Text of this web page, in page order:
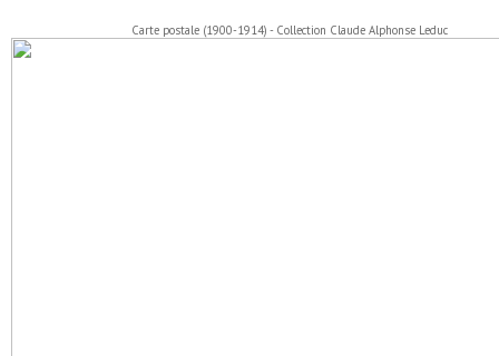
Carte postale (1900-1914) - Collection Claude Alphonse Leduc